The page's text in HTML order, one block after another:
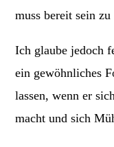
muss bereit sein
Ich glaube jedoch
ein gewöhnliches
lassen, wenn er
macht und sich